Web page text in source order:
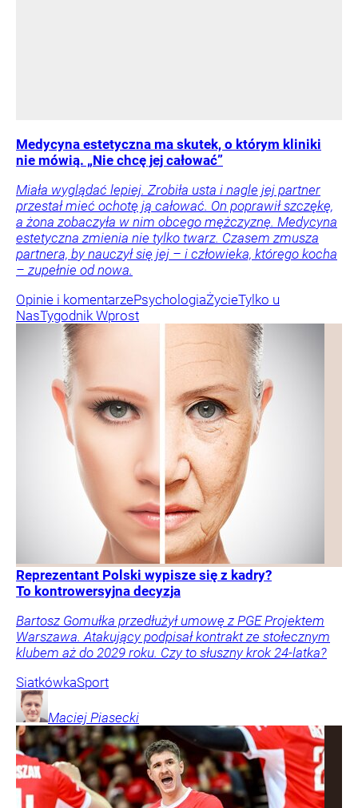
Medycyna estetyczna ma skutek, o którym kliniki
nie mówią. „Nie chcę jej całować”
Miała wyglądać lepiej. Zrobiła usta i nagle jej partner
przestał mieć ochotę ją całować. On poprawił szczękę,
a żona zobaczyła w nim obcego mężczyznę. Medycyna
estetyczna zmienia nie tylko twarz. Czasem zmusza
partnera, by nauczył się jej – i człowieka, którego kocha
– zupełnie od nowa.
Opinie i komentarzePsychologiaŻycieTylko u
NasTygodnik Wprost
Reprezentant Polski wypisze się z kadry?
To kontrowersyjna decyzja
Bartosz Gomułka przedłużył umowę z PGE Projektem
Warszawa. Atakujący podpisał kontrakt ze stołecznym
klubem aż do 2029 roku. Czy to słuszny krok 24-latka?
SiatkówkaSport
Maciej Piasecki